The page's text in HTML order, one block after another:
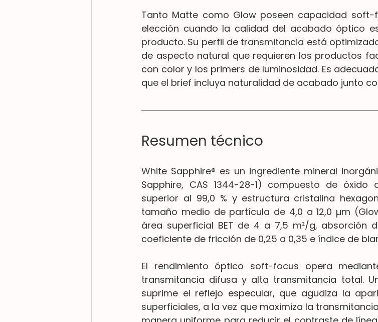
Tanto Matte como Glow poseen capacidad
elección cuando la calidad del acabado óptico
producto. Su perfil de transmitancia está
de aspecto natural que requieren los productos
con color y los primers de luminosidad. Es
que el brief incluya naturalidad de acabado junto
Resumen técnico
White Sapphire® es un ingrediente mineral
Sapphire, CAS 1344-28-1) compuesto de
superior al 99,0 % y estructura cristalina
tamaño medio de partícula de 4,0 a 12,0 µm
área superficial BET de 4 a 7,5 m²/g, absorción
coeficiente de fricción de 0,25 a 0,35 e índice de
El rendimiento óptico soft-focus opera
transmitancia difusa y alta transmitancia total.
suprime el reflejo especular, que agudiza la
superficiales, a la vez que maximiza la